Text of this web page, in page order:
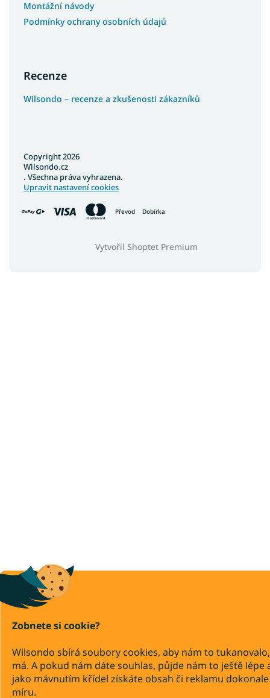
Zobnete si cookie?
Wilsondo sbírá soubory cookies, aby nám to
má. A pokud nám dáte souhlas, půjde nám to ještě lépe
jako mávnutím křídel získáte obsah či reklamu
míru.
Montážní návody
Podmínky ochrany osobních údajů
Recenze
Wilsondo – recenze a zkušenosti zákazníků
Převod Dobírka
Vytvořil Shoptet Premium
Copyright 2026
Wilsondo.cz
. Všechna práva vyhrazena.
Upravit nastavení cookies